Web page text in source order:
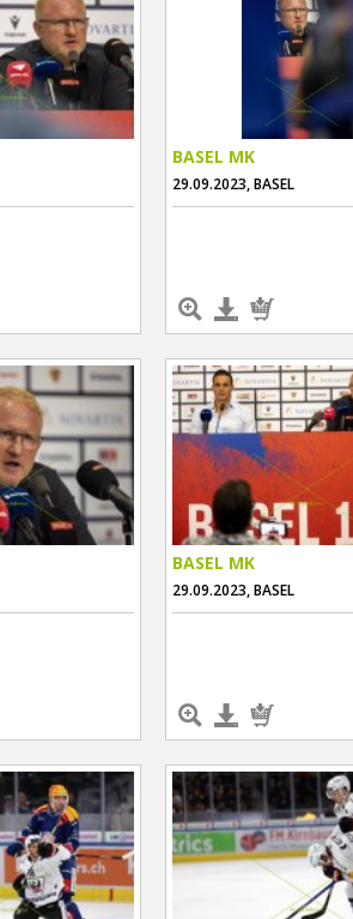
BASEL MK
29.09.2023, BASEL
BASEL MK
29.09.2023, BASEL